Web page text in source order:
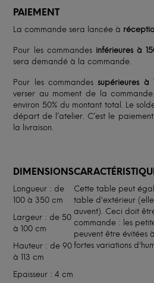
PAIEMENT
La commande sera lancée à
Pour les commandes inférieures à
sera demandé à la commande.
Pour les commandessupérieures à
verser au moment de la
environ 50% du montant total. Le
départ de l’atelier. C’est le
la livraison.
DIMENSIONS
Longueur : de
100 à 350 cm
Largeur : de 50
à 100 cm
Hauteur : de 90
à 113 cm
Epaisseur : 4 cm
Cette table peut
table d'extérieur
auvent). Ceci doit
commande : les
peuvent être évitées
fortes variations